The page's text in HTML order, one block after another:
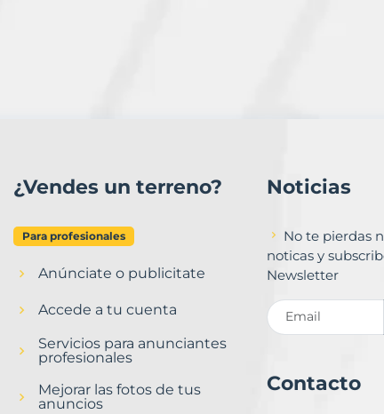
¿Vendes un terreno?
Para profesionales
Anúnciate o publicitate
Accede a tu cuenta
Servicios para anunciantes
profesionales
Mejorar las fotos de tus
anuncios
Noticias
No te pierdas
noticas y
Newsletter
Contacto